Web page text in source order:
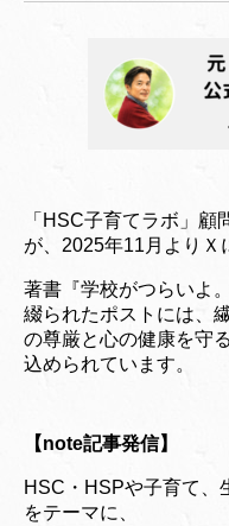
「HSC子育てラボ」顧
が、2025年11月よりＸ
著書『学校がつらいよ
綴られたポストには、
の尊厳と心の健康を守
込められています。
【note記事発信】
HSC・HSPや子育て、
をテーマに、